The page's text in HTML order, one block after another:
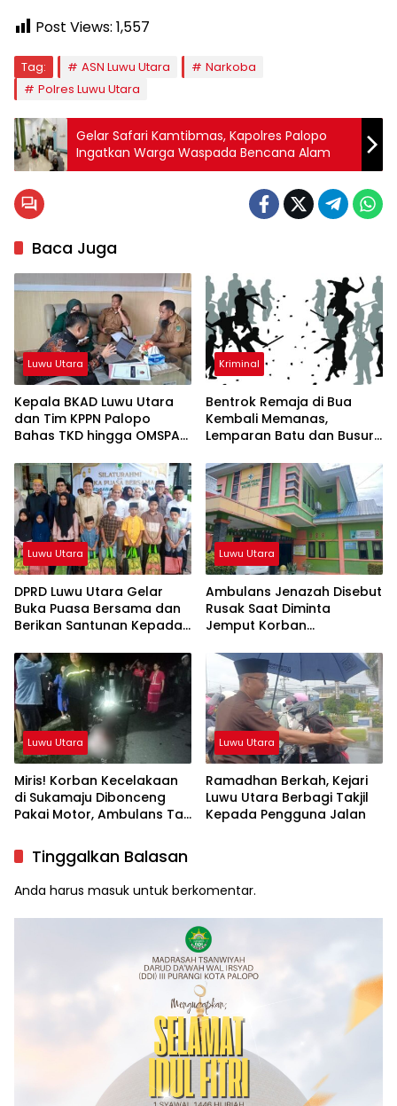
Post Views: 1,557
Tag: ASN Luwu Utara
Narkoba
Polres Luwu Utara
Gelar Safari Kamtibmas, Kapolres Palopo
Ingatkan Warga Waspada Bencana Alam
Baca Juga
Luwu Utara
Kepala BKAD Luwu Utara
dan Tim KPPN Palopo
Bahas TKD hingga OMSPAN
Kriminal
Bentrok Remaja di Bua
Kembali Memanas,
Lemparan Batu dan Busur
Luwu Utara
DPRD Luwu Utara Gelar
Buka Puasa Bersama dan
Berikan Santunan Kepada
Luwu Utara
Ambulans Jenazah Disebut
Rusak Saat Diminta
Jemput Korban
Sukamaju Beri Klarifikasi
Luwu Utara
Miris! Korban Kecelakaan
di Sukamaju Dibonceng
Pakai Motor, Ambulans Tak
Luwu Utara
Ramadhan Berkah, Kejari
Luwu Utara Berbagi Takjil
Kepada Pengguna Jalan
Tinggalkan Balasan
Anda harus masuk untuk berkomentar.